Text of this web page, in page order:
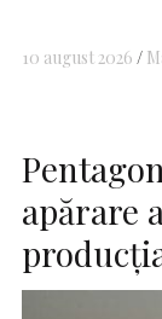
10 august 2026
apărare